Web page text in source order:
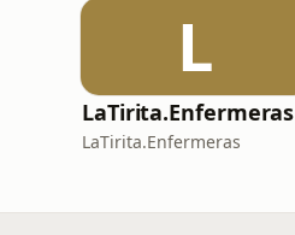
L
LaTirita.Enfermeras
LaTirita.Enfermeras